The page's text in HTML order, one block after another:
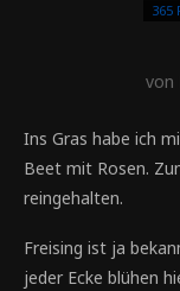
365
von
Ins Gras habe ich
Beet mit Rosen.
reingehalten.
Freising ist ja
jeder Ecke blühen